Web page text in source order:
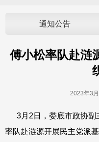
通知公告
傅小松率队赴涟
2023年3
3月2日，娄底市政协副
率队赴涟源开展民主党派